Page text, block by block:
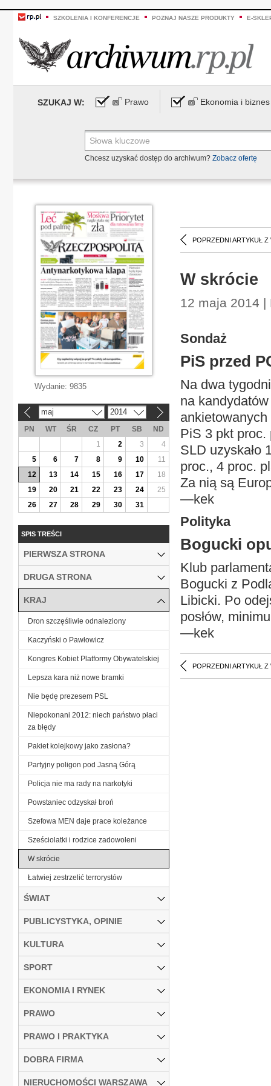
SZKOLENIA I KONFERENCJE POZNAJ NASZE PRODUKTY E-
SZUKAJ W: Prawo Ekonomia i biznes
Chcesz uzyskać dostęp do archiwum? Zobacz ofertę
POPRZEDNI ARTYKUŁ Z
W skrócie
12 maja 2014 |
Sondaż
PiS przed
Na dwa
na
PiS 3 pkt proc.
SLD uzyskało
proc., 4 proc.
Za nią są
—kek
Polityka
Bogucki
Klub
Bogucki z
Libicki. Po
posłów,
—kek
POPRZEDNI ARTYKUŁ Z
Wydanie: 9835
maj 2014
PN WT ŚR CZ PT SB
ND
1
2 3
4
5
6 7 8 9 10
11
12
13 14 15 16 17
18
19
20 21 22 23 24
25
26
27 28 29 30 31
SPIS TREŚCI
PIERWSZA STRONA
DRUGA STRONA
KRAJ
Dron szczęśliwie odnaleziony
Kaczyński o Pawłowicz
Kongres Kobiet Platformy Obywatelskiej
Lepsza kara niż nowe bramki
Nie będę prezesem PSL
Niepokonani 2012: niech państwo płaci
za błędy
Pakiet kolejkowy jako zasłona?
Partyjny poligon pod Jasną Górą
Policja nie ma rady na narkotyki
Powstaniec odzyskał broń
Szefowa MEN daje prace koleżance
Sześciolatki i rodzice zadowoleni
W skrócie
Łatwiej zestrzelić terrorystów
ŚWIAT
PUBLICYSTYKA, OPINIE
KULTURA
SPORT
EKONOMIA I RYNEK
PRAWO
PRAWO I PRAKTYKA
DOBRA FIRMA
NIERUCHOMOŚCI WARSZAWA